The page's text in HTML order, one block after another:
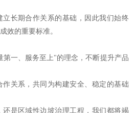
长期合作关系的基础，因此我们始终
效的重要标准。
一、服务至上"的理念，不断提升产品
关系，共同为构建安全、稳定的基础
是区域性边坡治理工程，我们都将竭